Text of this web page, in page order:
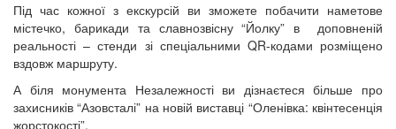
Під час кожної з екскурсій ви зможете побачити наметове
містечко, барикади та славнозвісну “Йолку” в доповненій
реальності – стенди зі спеціальними QR-кодами розміщено
вздовж маршруту.
А біля монумента Незалежності ви дізнаєтеся більше про
захисників “Азовсталі” на новій виставці “Оленівка: квінтесенція
жорстокості”.